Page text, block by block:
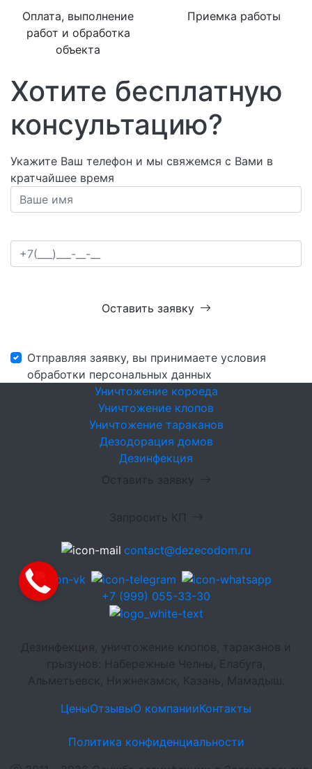
Оплата, выполнение
работ и обработка
объекта
Приемка работы
Хотите бесплатную
консультацию?
Укажите Ваш телефон и мы свяжемся с Вами в
кратчайшее время
Оставить заявку
Отправляя заявку, вы принимаете условия
обработки персональных данных
Уничтожение короеда
Уничтожение клопов
Уничтожение тараканов
Дезодорация домов
Дезинфекция
Дезинфекция, уничтожение клопов, тараканов и
грызунов: Набережные Челны, Елабуга,
Альметьевск, Нижнекамск, Казань, Мамадыш.
Оставить заявку
Запросить КП
contact@dezecodom.ru
+7 (999) 055-33-30
ЦеныОтзывыО компанииКонтакты
Политика конфиденциальности